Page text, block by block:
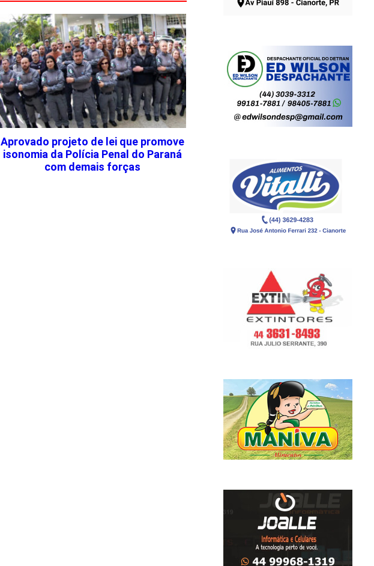
Aprovado projeto de lei que promove
isonomia da Polícia Penal do Paraná
com demais forças